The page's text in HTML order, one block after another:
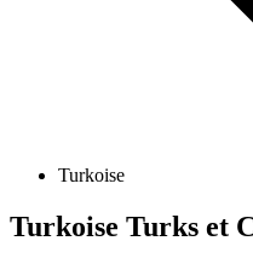
Turkoise
Turkoise Turks et